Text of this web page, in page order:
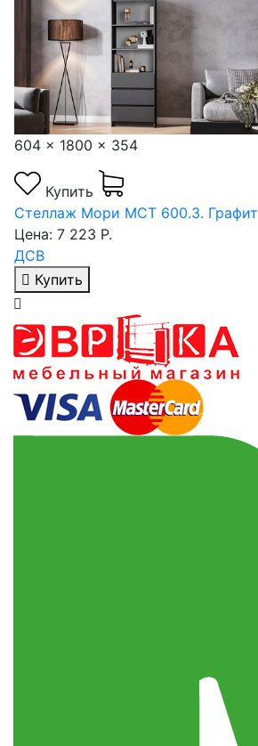
604 x 1800 x 354
Купить
Стеллаж Мори МСТ 600.3. Графит
Цена: 7 223 Р.
ДСВ
Купить